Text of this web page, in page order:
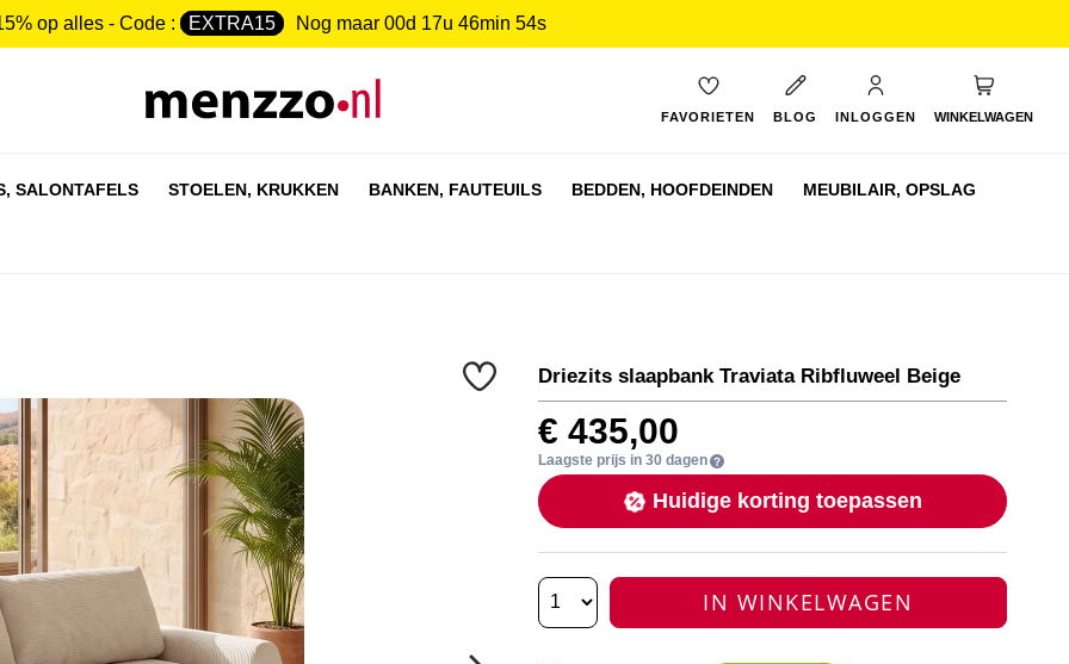
op alles - Code : EXTRA15 Nog maar 00d 17u 46min 53s
FAVORIETEN BLOG INLOGGEN WINKELWAGEN
SALONTAFELS STOELEN, KRUKKEN BANKEN, FAUTEUILS BEDDEN, HOOFDEINDEN MEUBILAIR, OPSLAG
Driezits slaapbank Traviata Ribfluweel Beige
€ 435,00
Laagste prijs in 30 dagen
Huidige korting toepassen
IN WINKELWAGEN